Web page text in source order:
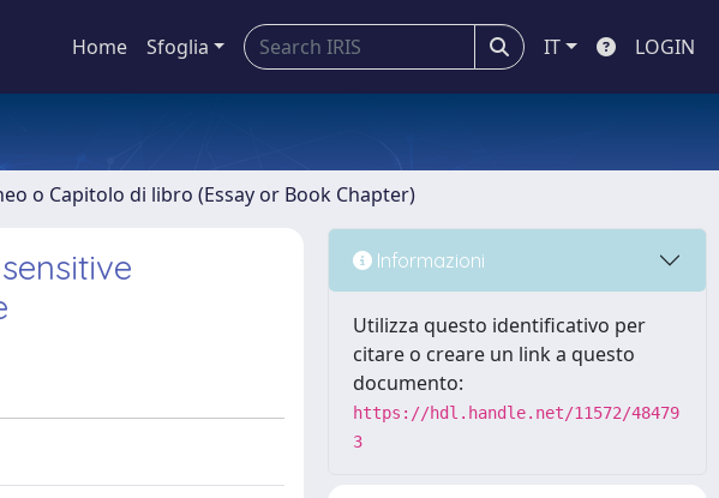
Home Sfoglia IT LOGIN
o Capitolo di libro (Essay or Book Chapter)
Informazioni
Utilizza questo identificativo per
citare o creare un link a questo
documento:
https://hdl.handle.net/11572/48479
3